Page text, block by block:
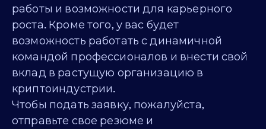
работы и возможности для карьерного
роста. Кроме того, у вас будет
возможность работать с динамичной
командой профессионалов и внести свой
вклад в растущую организацию в
криптоиндустрии.
Чтобы подать заявку, пожалуйста,
отправьте свое резюме и